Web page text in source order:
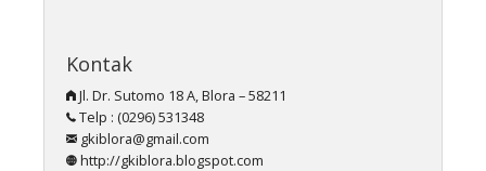
Kontak
Jl. Dr. Sutomo 18 A, Blora – 58211
Telp : (0296) 531348
gkiblora@gmail.com
http://gkiblora.blogspot.com